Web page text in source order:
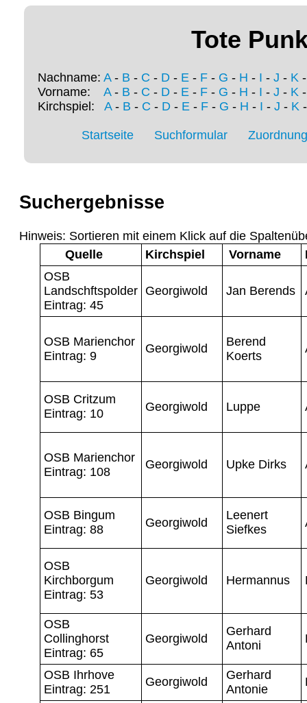
Tote
Nachname: A- B - C - D - E - F - G - H - I - J - K
Vorname: A- B - C - D - E - F - G - H - I - J - K
Kirchspiel: A- B - C - D- E- F- G - H - I - J - K
Startseite Suchformular
Suchergebnisse
Hinweis: Sortieren mit einem Klick auf die
Quelle
Kirchspiel Vorname
OSB
Landschftspolder
Eintrag: 45
Georgiwold Jan Berends
OSB Marienchor
Eintrag: 9
Georgiwold
Berend
Koerts
OSB Critzum
Eintrag: 10
Georgiwold Luppe
OSB Marienchor
Eintrag: 108
Georgiwold Upke Dirks
OSB Bingum
Eintrag: 88
Georgiwold
Leenert
Siefkes
OSB
Kirchborgum
Eintrag: 53
Georgiwold Hermannus
OSB
Collinghorst
Eintrag: 65
Georgiwold
Gerhard
Antoni
OSB Ihrhove
Eintrag: 251
Georgiwold
Gerhard
Antonie